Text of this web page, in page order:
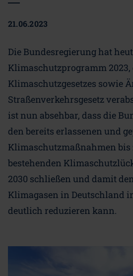
21.06.2023
Die Bundesregierung hat
Klimaschutzprogramm 2023,
Klimaschutzgesetzes sowie
Straßenverkehrsgesetz
ist nun absehbar, dass die
den bereits erlassenen und
Klimaschutzmaßnahmen bis
bestehenden
2030 schließen und damit
Klimagasen in Deutschland
deutlich reduzieren kann.